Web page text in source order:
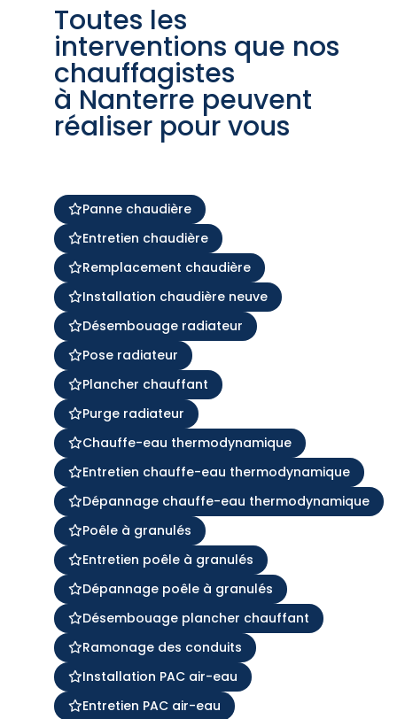
Toutes les
interventions que nos
chauffagistes
à Nanterre peuvent
réaliser pour vous
Panne chaudière
Entretien chaudière
Remplacement chaudière
Installation chaudière neuve
Désembouage radiateur
Pose radiateur
Plancher chauffant
Purge radiateur
Chauffe-eau thermodynamique
Entretien chauffe-eau thermodynamique
Dépannage chauffe-eau thermodynamique
Poêle à granulés
Entretien poêle à granulés
Dépannage poêle à granulés
Désembouage plancher chauffant
Ramonage des conduits
Installation PAC air-eau
Entretien PAC air-eau